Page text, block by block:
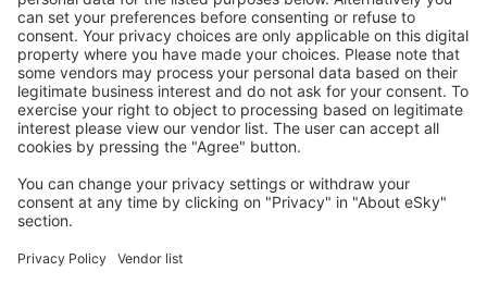
Sicher planen
Buchen ohne Sorgen mit einer kostenlosen
Stornierungsoption.
Mehr sparen
Attraktive Preise und Spezialangebote für eingeloggte
Benutzer.
Unterkünfte, die Sie mögen
Hütten, Apartments und andere.